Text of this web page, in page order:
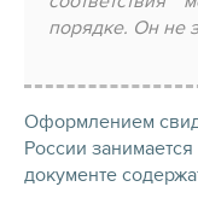
порядке. Он не
Оформлением
России
документе